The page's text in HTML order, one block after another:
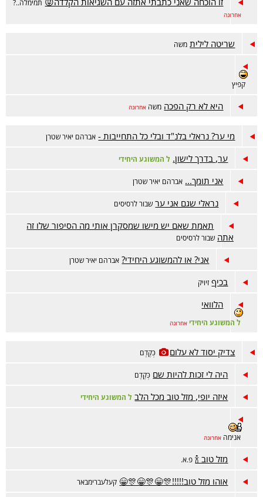
תמימלה..?
אחרונה
שריטה לילית משה
קפיץ
היא לא רק הפכה משה אחרונה
מי ער? נראלי בלנ"ד ובלי כל התחייבות - אברהם יאיר שטרן
ער, בדרך לישון. ל המשוגע היחידי
אני תומך... אברהם יאיר שטרן
נראלי שגם אני ער שבור לרסיסים
תאמת שאם יש מישו שמסקרן אותי מה הסיפור שלו זה
אתה שבור לרסיסים
אני? או להמשוגע היחידי? אברהם יאיר שטרן
בכיף זיויק
הלוואי
ל המשוגע היחידי אחרונה
צדיק יסוד לא עלום כְּקֶדֶם
היה לי זכות להיות שם כְּקֶדֶם
איזה יופי, מזל טוב מכל הלב ל המשוגע היחידי
אנימה אחרונה
מזל טוב 🍾 פ.א.
אוהו מזל טוב!!!!!🎊😁🎊😁🎊😁 קעלעברימבאר